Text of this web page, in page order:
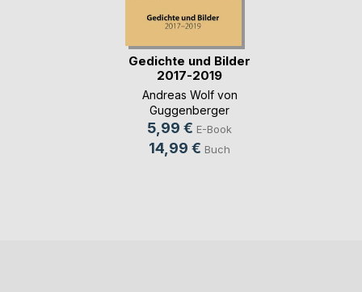
Gedichte und Bilder
2017-2019
Andreas Wolf von
Guggenberger
5,99 € E-Book
14,99 € Buch